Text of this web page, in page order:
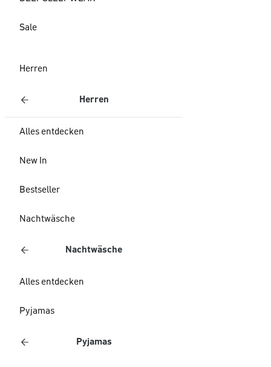
Sale
Herren
Herren
Alles entdecken
New In
Bestseller
Nachtwäsche
Nachtwäsche
Alles entdecken
Pyjamas
Pyjamas